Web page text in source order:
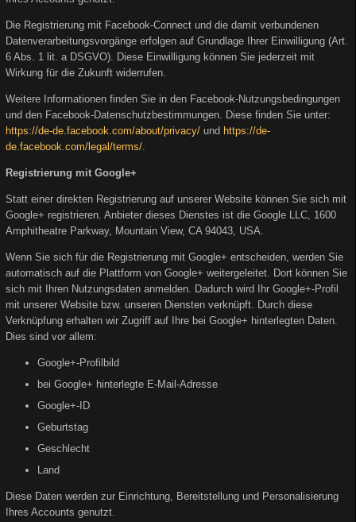
Die Registrierung mit Facebook-Connect und die damit verbundenen
Datenverarbeitungsvorgänge erfolgen auf Grundlage Ihrer Einwilligung (Art.
6 Abs. 1 lit. a DSGVO). Diese Einwilligung können Sie jederzeit mit
Wirkung für die Zukunft widerrufen.
Weitere Informationen finden Sie in den Facebook-Nutzungsbedingungen
und den Facebook-Datenschutzbestimmungen. Diese finden Sie unter:
https://de-de.facebook.com/about/privacy/ und https://de-
de.facebook.com/legal/terms/.
Registrierung mit Google+
Statt einer direkten Registrierung auf unserer Website können Sie sich mit
Google+ registrieren. Anbieter dieses Dienstes ist die Google LLC, 1600
Amphitheatre Parkway, Mountain View, CA 94043, USA.
Wenn Sie sich für die Registrierung mit Google+ entscheiden, werden Sie
automatisch auf die Plattform von Google+ weitergeleitet. Dort können Sie
sich mit Ihren Nutzungsdaten anmelden. Dadurch wird Ihr Google+-Profil
mit unserer Website bzw. unseren Diensten verknüpft. Durch diese
Verknüpfung erhalten wir Zugriff auf Ihre bei Google+ hinterlegten Daten.
Dies sind vor allem:
Google+-Profilbild
bei Google+ hinterlegte E-Mail-Adresse
Google+-ID
Geburtstag
Geschlecht
Land
Diese Daten werden zur Einrichtung, Bereitstellung und Personalisierung
Ihres Accounts genutzt.